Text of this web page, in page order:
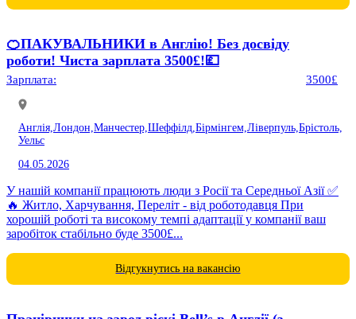
🍊ПАКУВАЛЬНИКИ в Англію! Без досвіду
роботи! Чиста зарплата 3500£!💷
Зарплата: 3500£
Англія, Лондон, Манчестер, Шеффілд, Бірмінгем, Ліверпуль, Брістоль,
Уельс
04.05.2026
У нашій компанії працюють люди з Росії та Середньої Азії ✅
🔥 Житло, Харчування, Переліт - від роботодавця При
хорошій роботі та високому темпі адаптації у компанії ваш
заробіток стабільно буде 3500£...
Відгукнутись на вакансію